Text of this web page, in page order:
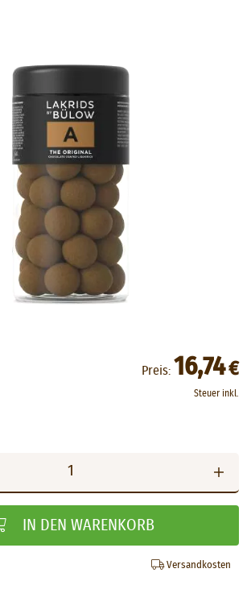
Preis: 16,74€
Steuer inkl.
IN DEN WARENKORB
Versandkosten